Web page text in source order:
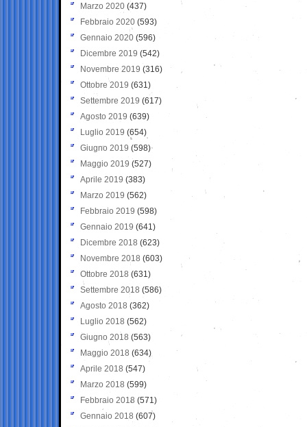
Marzo 2020 (437)
Febbraio 2020 (593)
Gennaio 2020 (596)
Dicembre 2019 (542)
Novembre 2019 (316)
Ottobre 2019 (631)
Settembre 2019 (617)
Agosto 2019 (639)
Luglio 2019 (654)
Giugno 2019 (598)
Maggio 2019 (527)
Aprile 2019 (383)
Marzo 2019 (562)
Febbraio 2019 (598)
Gennaio 2019 (641)
Dicembre 2018 (623)
Novembre 2018 (603)
Ottobre 2018 (631)
Settembre 2018 (586)
Agosto 2018 (362)
Luglio 2018 (562)
Giugno 2018 (563)
Maggio 2018 (634)
Aprile 2018 (547)
Marzo 2018 (599)
Febbraio 2018 (571)
Gennaio 2018 (607)